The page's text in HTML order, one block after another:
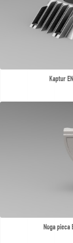
Kaptur
Noga pieca